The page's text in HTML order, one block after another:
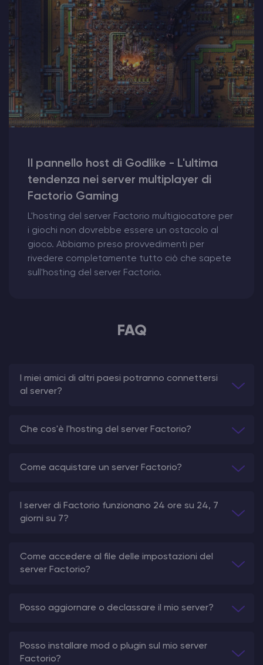
Il pannello host di Godlike - L'ultima
tendenza nei server multiplayer di
Factorio Gaming
L'hosting del server Factorio multigiocatore per
i giochi non dovrebbe essere un ostacolo al
gioco. Abbiamo preso provvedimenti per
rivedere completamente tutto ciò che sapete
sull'hosting del server Factorio.
FAQ
I miei amici di altri paesi potranno connettersi
al server?
Che cos'è l'hosting del server Factorio?
Come acquistare un server Factorio?
I server di Factorio funzionano 24 ore su 24, 7
giorni su 7?
Come accedere al file delle impostazioni del
server Factorio?
Posso aggiornare o declassare il mio server?
Posso installare mod o plugin sul mio server
Factorio?